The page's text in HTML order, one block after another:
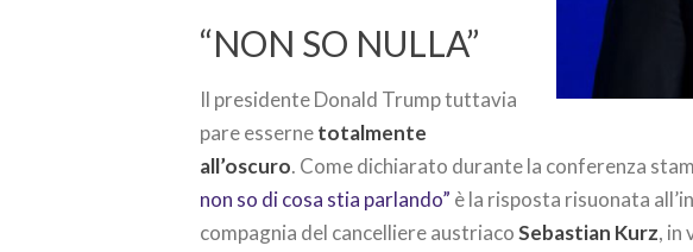
“NON SO NULLA”
Il presidente Donald Trump tuttavia
pare essernetotalmente
all’oscuro. Come dichiarato durante la conferenza
non so di cosa stia parlando” è la risposta risuonata
compagnia del cancelliere austriacoSebastian Kurz, in